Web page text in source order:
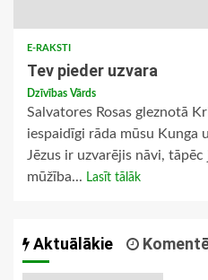
E-RAKSTI
Tev pieder uzvara
Dzīvības Vārds
Salvatores Rosas gleznotā
iespaidīgi rāda mūsu Kunga
Jēzus ir uzvarējis nāvi,
mūžība... Lasīt tālāk
Aktuālākie